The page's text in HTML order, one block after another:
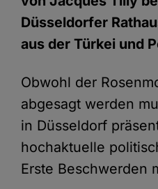
Düsseldorfer
aus der Türkei und
Obwohl der
abgesagt werden
in Düsseldorf
hochaktuelle
Erste Beschwerden